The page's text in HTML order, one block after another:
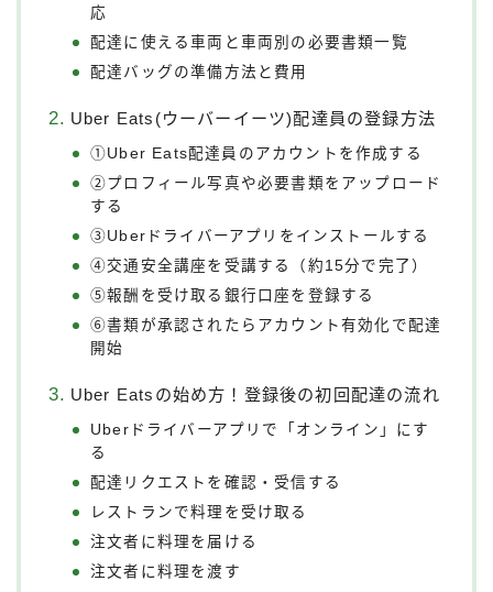
応
配達に使える車両と車両別の必要書類一覧
配達バッグの準備方法と費用
Uber Eats(ウーバーイーツ)配達員の登録方法
①Uber Eats配達員のアカウントを作成する
②プロフィール写真や必要書類をアップロード
する
③Uberドライバーアプリをインストールする
④交通安全講座を受講する（約15分で完了）
⑤報酬を受け取る銀行口座を登録する
⑥書類が承認されたらアカウント有効化で配達
開始
Uber Eatsの始め方！登録後の初回配達の流れ
Uberドライバーアプリで「オンライン」にす
る
配達リクエストを確認・受信する
レストランで料理を受け取る
注文者に料理を届ける
注文者に料理を渡す